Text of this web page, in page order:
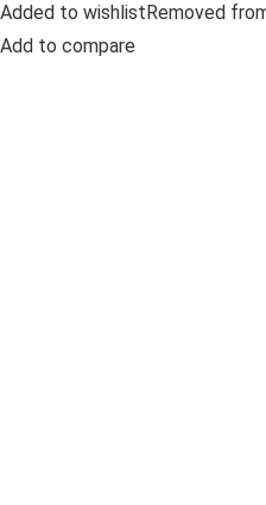
Added to wishlistRemoved
Add to compare